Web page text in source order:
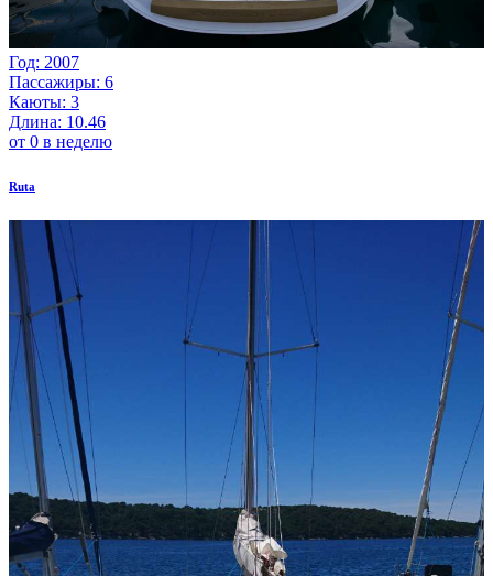
Год: 2007
Пассажиры: 6
Каюты: 3
Длина: 10.46
от 0 в неделю
Ruta